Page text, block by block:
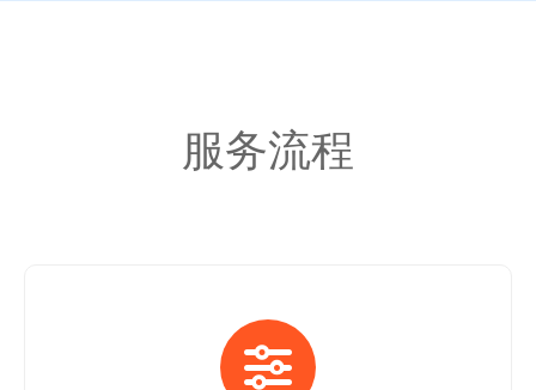
服务流程